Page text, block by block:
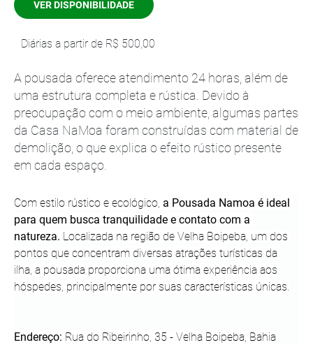
VER DISPONIBILIDADE
Diárias a partir de R$ 500,00
A pousada oferece atendimento 24 horas, além de
uma estrutura completa e rústica. Devido à
preocupação com o meio ambiente, algumas partes
da Casa NaMoa foram construídas com material de
demolição, o que explica o efeito rústico presente
em cada espaço.
Com estilo rústico e ecológico, a Pousada Namoa é ideal
para quem busca tranquilidade e contato com a
natureza. Localizada na região de Velha Boipeba, um dos
pontos que concentram diversas atrações turísticas da
ilha, a pousada proporciona uma ótima experiência aos
hóspedes, principalmente por suas características únicas.
Endereço: Rua do Ribeirinho, 35 - Velha Boipeba, Bahia